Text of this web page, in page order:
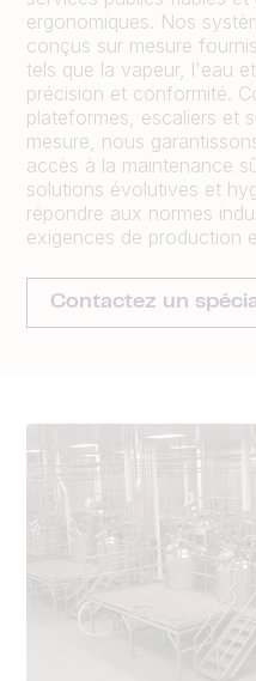
ergonomiques. Nos
conçus sur mesure
tels que la vapeur, l'eau
précision et conformité.
plateformes, escaliers et
mesure, nous
accès à la maintenance
solutions évolutives et
répondre aux normes
exigences de production
Contactez un